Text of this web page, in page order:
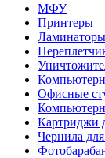
МФУ
Принтеры
Ламинаторы
Офисные
Картриджи
Чернила